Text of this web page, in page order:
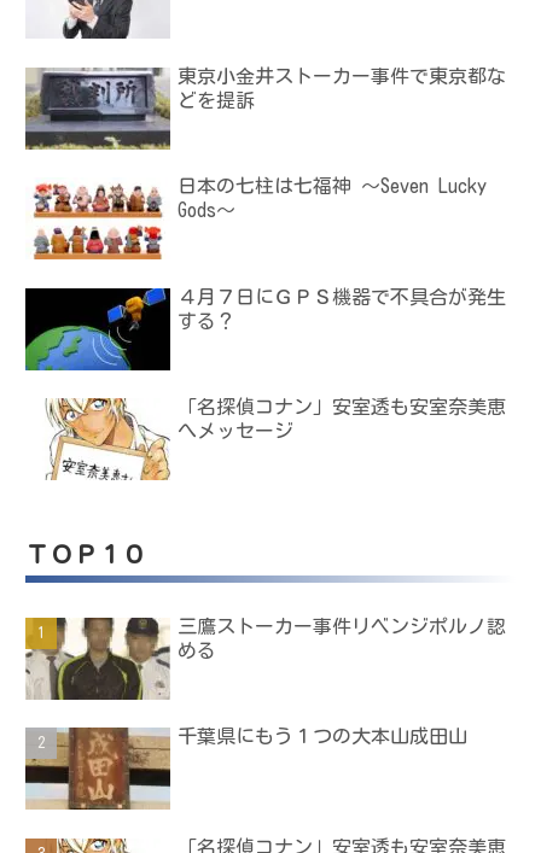
東京小金井ストーカー事件で東京都な
どを提訴
日本の七柱は七福神 ～Seven Lucky
Gods～
４月７日にＧＰＳ機器で不具合が発生
する？
「名探偵コナン」安室透も安室奈美恵
へメッセージ
ＴＯＰ１０
三鷹ストーカー事件リベンジポルノ認
める
千葉県にもう１つの大本山成田山
「名探偵コナン」安室透も安室奈美恵